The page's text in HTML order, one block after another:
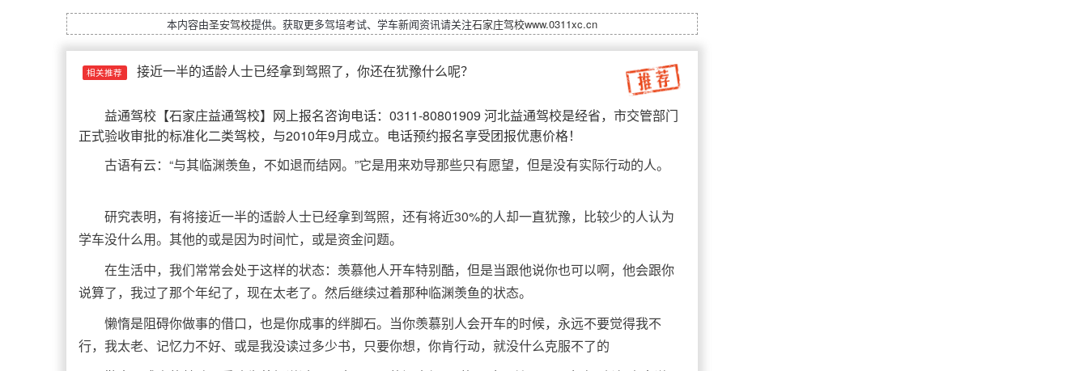
本内容由圣安驾校提供。获取更多驾培考试、学车新闻资讯请关注石家庄驾校www.0311xc.cn
相关推荐 接近一半的适龄人士已经拿到驾照了，你还在犹豫什么呢？
益通驾校 【石家庄益通驾校】网上报名咨询电话：0311-80801909 河北益通驾校是经省，市交管部门
正式验收审批的标准化二类驾校，与2010年9月成立。电话预约报名享受团报优惠价格！
古语有云：“与其临渊羡鱼，不如退而结网。”它是用来劝导那些只有愿望，但是没有实际行动的人。
研究表明，有将接近一半的适龄人士已经拿到驾照，还有将近30%的人却一直犹豫，比较少的人认为
学车没什么用。其他的或是因为时间忙，或是资金问题。
在生活中，我们常常会处于这样的状态：羡慕他人开车特别酷，但是当跟他说你也可以啊，他会跟你
说算了，我过了那个年纪了，现在太老了。然后继续过着那种临渊羡鱼的状态。
懒惰是阻碍你做事的借口，也是你成事的绊脚石。当你羡慕别人会开车的时候，永远不要觉得我不
行，我太老、记忆力不好、或是我没读过多少书，只要你想，你肯行动，就没什么克服不了的